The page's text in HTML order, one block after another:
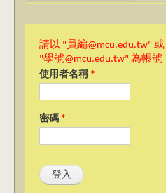
請以 "員編@mcu.edu.tw" 或
"學號@mcu.edu.tw" 為帳號
使用者名稱 *
密碼 *